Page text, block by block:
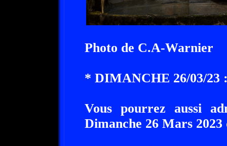
Photo de C.A-Warnier
* DIMANCHE 26/03/23
Vous pourrez aussi
Dimanche 26 Mars 2023